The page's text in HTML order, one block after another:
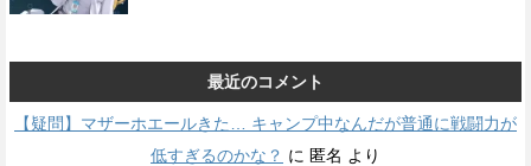
最近のコメント
【疑問】マザーホエールきた… キャンプ中なんだが普通に戦闘力が
低すぎるのかな？ に 匿名 より